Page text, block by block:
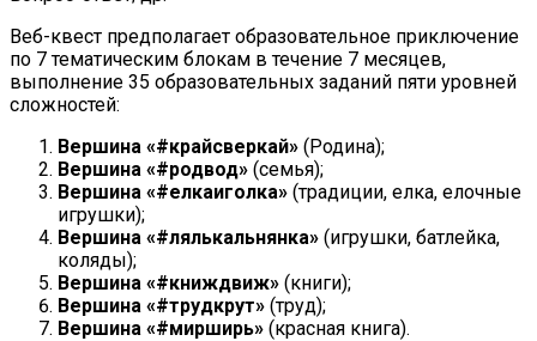
Веб-квест предполагает образовательное приключение
по 7 тематическим блокам в течение 7 месяцев,
выполнение 35 образовательных заданий пяти уровней
сложностей:
Вершина «#крайсверкай» (Родина);
Вершина «#родвод» (семья);
Вершина «#елкаиголка» (традиции, елка, елочные
игрушки);
Вершина «#лялькальнянка» (игрушки, батлейка,
коляды);
Вершина «#книждвиж» (книги);
Вершина «#трудкрут» (труд);
Вершина «#мирширь» (красная книга).